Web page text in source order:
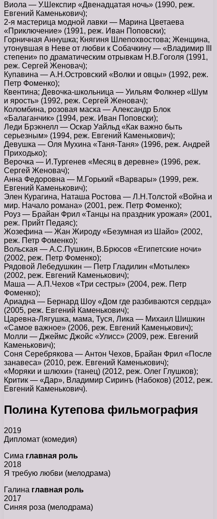
Виола — У.Шекспир «Двенадцатая ночь» (1990, реж.
Евгений Каменькович);
2-я мастерица модной лавки — Марина Цветаева
«Приключение» (1991, реж. Иван Поповски);
Горничная Аннушка; Княгиня Шлепохвостова; Женщина,
утонувшая в Неве от любви к Собачкину — «Владимир III
степени» по драматическим отрывкам Н.В.Гоголя (1991,
реж. Сергей Женовач);
Купавина — А.Н.Островский «Волки и овцы» (1992, реж.
Петр Фоменко);
Квентина; Девочка-школьница — Уильям Фолкнер «Шум
и ярость» (1992, реж. Сергей Женовач);
Коломбина, розовая маска — Александр Блок
«Балаганчик» (1994, реж. Иван Поповски);
Леди Брэкнелл — Оскар Уайльд «Как важно быть
серьезным» (1994, реж. Евгений Каменькович);
Девушка — Оля Мухина «Таня-Таня» (1996, реж. Андрей
Приходько);
Верочка — И.Тургенев «Месяц в деревне» (1996, реж.
Сергей Женовач);
Анна Федоровна — М.Горький «Варвары» (1999, реж.
Евгений Каменькович);
Элен Курагина, Наташа Ростова — Л.Н.Толстой «Война и
мир. Начало романа» (2001, реж. Петр Фоменко);
Роуз — Брайан Фрил «Танцы на праздник урожая» (2001,
реж. Прийт Педаяс);
Жозефина — Жан Жироду «Безумная из Шайо» (2002,
реж. Петр Фоменко);
Вольская — А.С.Пушкин, В.Брюсов «Египетские ночи»
(2002, реж. Петр Фоменко);
Рядовой Лебедушкин — Петр Гладилин «Мотылек»
(2002, реж. Евгений Каменькович);
Маша — А.П.Чехов «Три сестры» (2004, реж. Петр
Фоменко);
Ариадна — Бернард Шоу «Дом где разбиваются сердца»
(2005, реж. Евгений Каменькович);
Царевна-Лягушка, мама, Туся, Лика — Михаил Шишкин
«Самое важное» (2006, реж. Евгений Каменькович);
Молли — Джеймс Джойс «Улисс» (2009, реж. Евгений
Каменькович);
Соня Серебрякова — Антон Чехов, Брайан Фрил «После
занавеса» (2010, реж. Евгений Каменькович);
«Моряки и шлюхи» (танец) (2012, реж. Олег Глушков);
Критик — «Дар», Владимир Сиринъ (Набоков) (2012, реж.
Евгений Каменькович).
Полина Кутепова фильмография
2019
Дипломат (комедия)
Сима главная роль
2018
Я требую любви (мелодрама)
Галина главная роль
2017
Синяя роза (мелодрама)